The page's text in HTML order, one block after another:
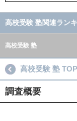
高校受験 塾関連ラン
高校受験 塾
高校受験 塾 TOP
調査概要